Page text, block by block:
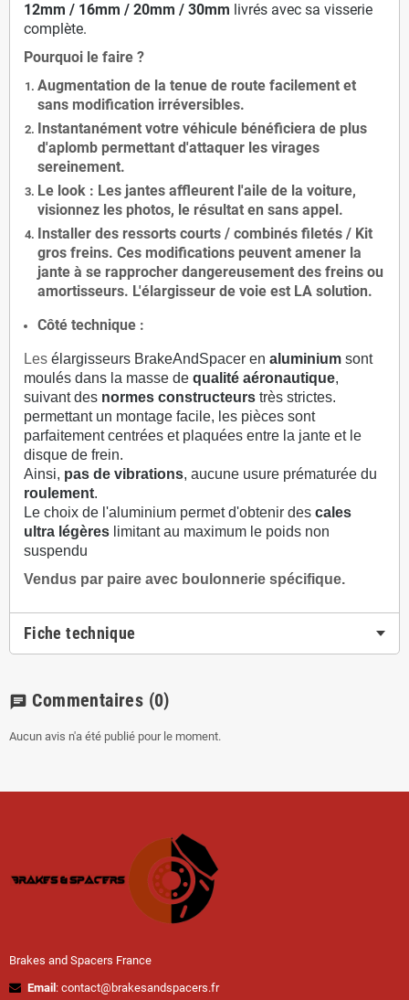
12mm / 16mm / 20mm / 30mm livrés avec sa visserie
complète.
Pourquoi le faire ?
Augmentation de la tenue de route facilement et
sans modification irréversibles.
Instantanément votre véhicule bénéficiera de plus
d'aplomb permettant d'attaquer les virages
sereinement.
Le look : Les jantes affleurent l'aile de la voiture,
visionnez les photos, le résultat en sans appel.
Installer des ressorts courts / combinés filetés / Kit
gros freins. Ces modifications peuvent amener la
jante à se rapprocher dangereusement des freins ou
amortisseurs. L'élargisseur de voie est LA solution.
Côté technique :
Les élargisseurs BrakeAndSpacer en aluminium sont
moulés dans la masse de qualité aéronautique,
suivant des normes constructeurs très strictes.
permettant un montage facile, les pièces sont
parfaitement centrées et plaquées entre la jante et le
disque de frein.
Ainsi, pas de vibrations, aucune usure prématurée du
roulement.
Le choix de l'aluminium permet d'obtenir des cales
ultra légères limitant au maximum le poids non
suspendu
Vendus par paire avec boulonnerie spécifique.
Fiche technique
chat Commentaires (0)
Aucun avis n'a été publié pour le moment.
Brakes and Spacers France
Email : contact@brakesandspacers.fr